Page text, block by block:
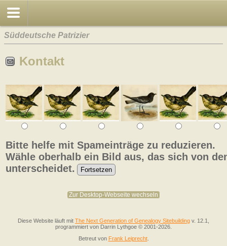
Süddeutsche Patrizier
Kontakt
Bitte helfe mit Spameinträge zu reduzieren.
Wähle oberhalb ein Bild aus, das sich von
unterscheidet.
Zur Desktop-Webseite wechseln
Diese Website läuft mit The Next Generation of Genealogy Sitebuilding v. 12.1,
programmiert von Darrin Lythgoe © 2001-2026.
Betreut von Frank Leiprecht.